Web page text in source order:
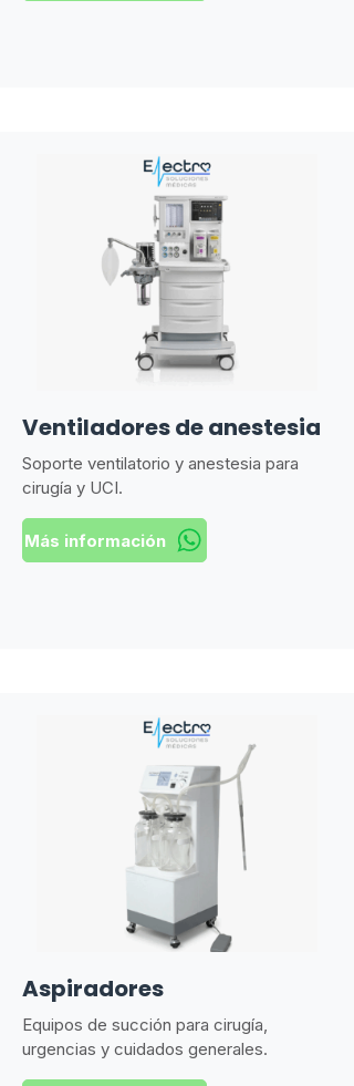
Ventiladores de anestesia
Soporte ventilatorio y anestesia para
cirugía y UCI.
Más información
Aspiradores
Equipos de succión para cirugía,
urgencias y cuidados generales.